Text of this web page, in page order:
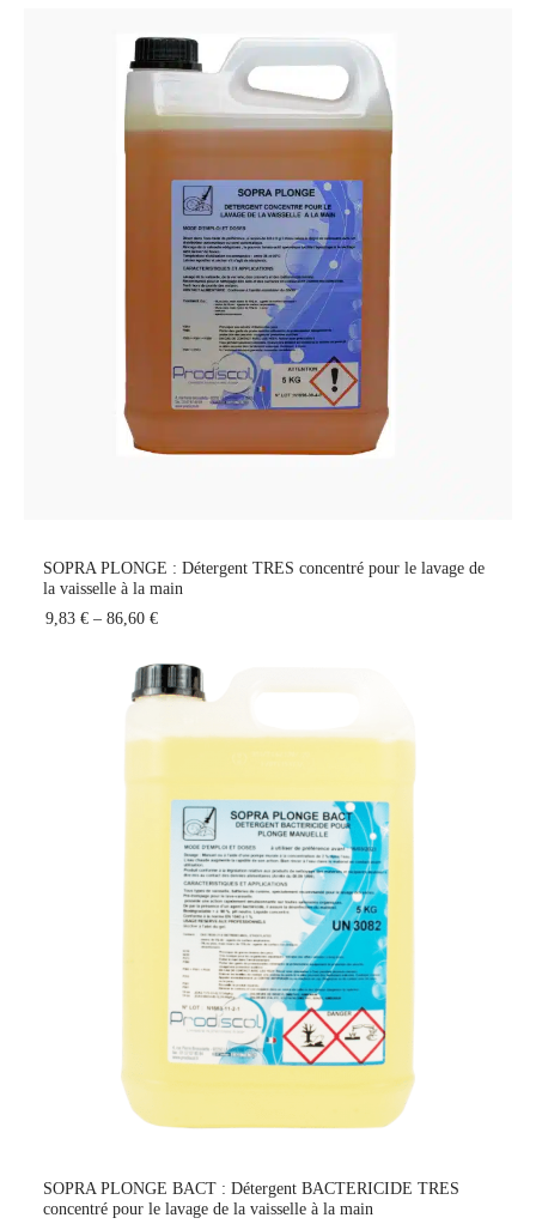
SOPRA PLONGE : Détergent TRES concentré pour le lavage de
la vaisselle à la main
9,83 €– 86,60 €
SOPRA PLONGE BACT : Détergent BACTERICIDE TRES
concentré pour le lavage de la vaisselle à la main